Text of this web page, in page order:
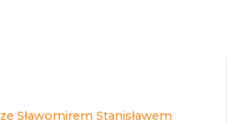
Sławomirem Stanisławem